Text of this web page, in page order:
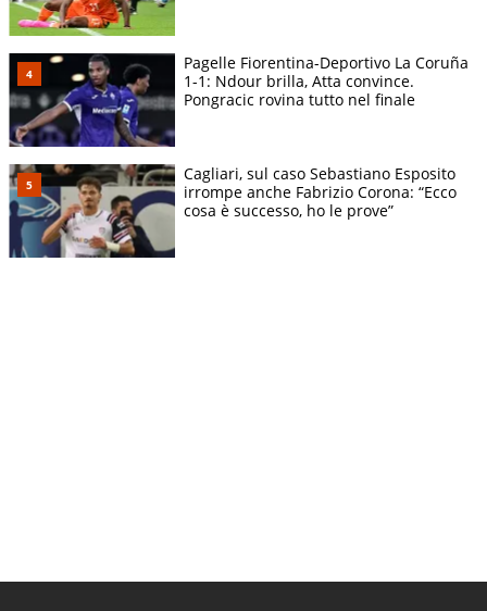
Pagelle Fiorentina-Deportivo La Coruña
1-1: Ndour brilla, Atta convince.
Pongracic rovina tutto nel finale
Cagliari, sul caso Sebastiano Esposito
irrompe anche Fabrizio Corona: “Ecco
cosa è successo, ho le prove”